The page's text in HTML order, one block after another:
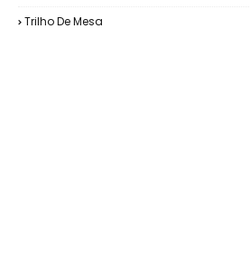
Trilho De Mesa